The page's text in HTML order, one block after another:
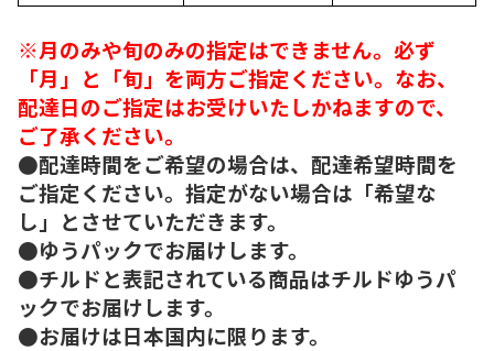
※月のみや旬のみの指定はできません。必ず
「月」と「旬」を両方ご指定ください。なお、
配達日のご指定はお受けいたしかねますので、
ご了承ください。
●配達時間をご希望の場合は、配達希望時間を
ご指定ください。指定がない場合は「希望な
し」とさせていただきます。
●ゆうパックでお届けします。
●チルドと表記されている商品はチルドゆうパ
ックでお届けします。
●お届けは日本国内に限ります。